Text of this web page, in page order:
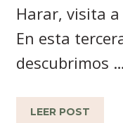
Harar, visita
En esta
descubrimos
LEER POST